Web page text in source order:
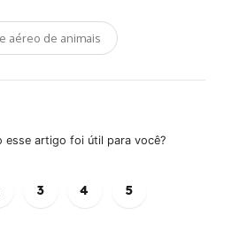
aéreo de animais
esse artigo foi útil para você?
3 4 5